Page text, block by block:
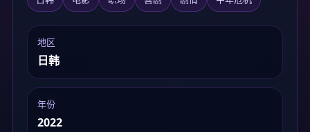
地区
日韩
年份
2022